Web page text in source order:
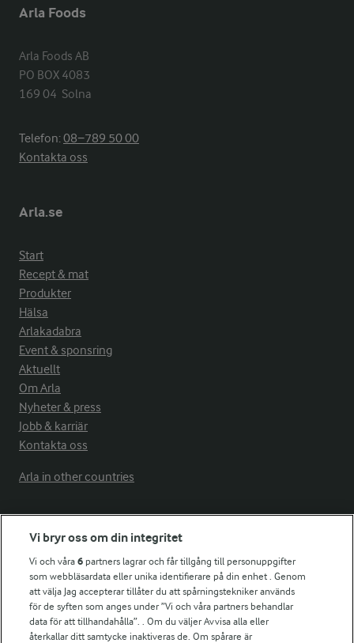
Arla Foods
Arla Foods AB
PO BOX 4083
169 04  Solna
Telefon:08−789 50 00
Kontakta oss
Arla.se
Start
Recept & mat
Produkter
Hälsa
Arlakadabra
Event & sponsring
Aktuellt
Om Arla
Nyheter & press
Jobb & karriär
Kontakta oss
Arla in other countries
Fler Arlasajter
För ägare
Arlas kundportal
Arla.com
Falbygdens Ost
Vi bryr oss om din integritet
Vi och våra6 partners lagrar och får tillgång till personuppgifter
som webbläsardata eller unika identifierare på din enhet . Genom
att välja Jag accepterar tillåter du att spårningstekniker används
för de syften som anges under ”Vi och våra partners behandlar
data för att tillhandahålla”. . Om du väljer Avvisa alla eller
återkallar ditt samtycke inaktiveras de. Om spårare är